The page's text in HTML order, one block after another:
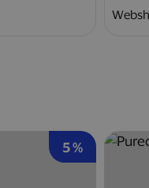
5 %